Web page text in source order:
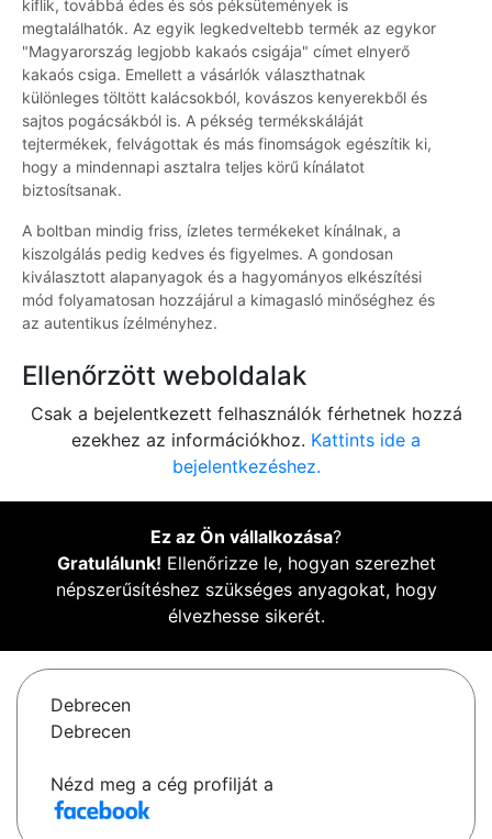
kiflik, továbbá édes és sós péksütemények is
megtalálhatók. Az egyik legkedveltebb termék az egykor
"Magyarország legjobb kakaós csigája" címet elnyerő
kakaós csiga. Emellett a vásárlók választhatnak
különleges töltött kalácsokból, kovászos kenyerekből és
sajtos pogácsákból is. A pékség termékskáláját
tejtermékek, felvágottak és más finomságok egészítik ki,
hogy a mindennapi asztalra teljes körű kínálatot
biztosítsanak.
A boltban mindig friss, ízletes termékeket kínálnak, a
kiszolgálás pedig kedves és figyelmes. A gondosan
kiválasztott alapanyagok és a hagyományos elkészítési
mód folyamatosan hozzájárul a kimagasló minőséghez és
az autentikus ízélményhez.
Ellenőrzött weboldalak
Csak a bejelentkezett felhasználók férhetnek hozzá
ezekhez az információkhoz. Kattints ide a
bejelentkezéshez.
Ez az Ön vállalkozása?
Gratulálunk! Ellenőrizze le, hogyan szerezhet
népszerűsítéshez szükséges anyagokat, hogy
élvezhesse sikerét.
Debrecen
Debrecen
Nézd meg a cég profilját a